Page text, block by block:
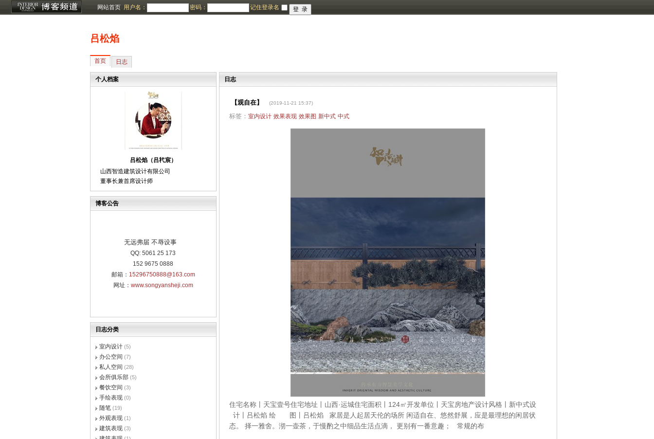
网站首页 用户名： 密码： 记住登录名
吕松焰
首页 日志
个人档案
吕松焰（吕䄩宸）
山西智造建筑设计有限公司
董事长兼首席设计师
博客公告
无远弗届 不辱设事
QQ: 5061 25 173
152 9675 0888
邮箱： 15296750888@163.com
网址： www.songyansheji.com
日志分类
室内设计 (5)
办公空间 (7)
私人空间 (28)
会所俱乐部 (5)
餐饮空间 (3)
手绘表现 (0)
随笔 (19)
外观表现 (1)
建筑表现 (3)
日志
【观自在】 (2019-11-21 15:37)
标签： 室内设计 效果表现 效果图 新中式 中式
住宅名称丨天宝壹号住宅地址丨山西·运城住宅面积丨124㎡开发单位丨天宝房地产设计风格丨新中式设
计丨吕松焰 绘 图丨吕松焰 家居是人起居天伦的场所 闲适自在、悠然舒展，应是最理想的闲居状
态。 择一雅舍。沏一壶茶，于慢酌之中细品生活点滴， 更别有一番意趣； 常规的布